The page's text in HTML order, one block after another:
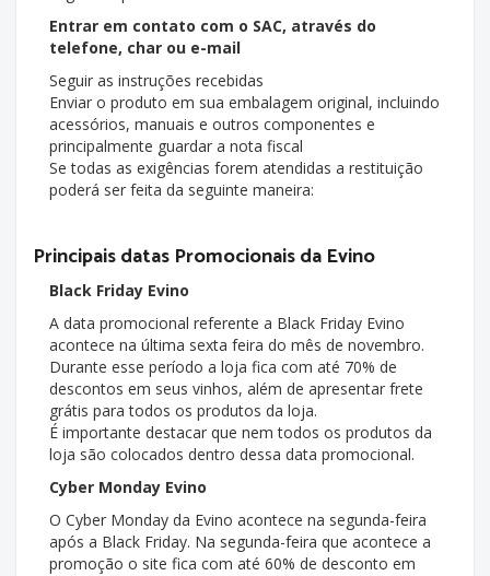
Entrar em contato com o SAC, através do
telefone, char ou e-mail
Seguir as instruções recebidas
Enviar o produto em sua embalagem original, incluindo
acessórios, manuais e outros componentes e
principalmente guardar a nota fiscal
Se todas as exigências forem atendidas a restituição
poderá ser feita da seguinte maneira:
Principais datas Promocionais da Evino
Black Friday Evino
A data promocional referente a Black Friday Evino
acontece na última sexta feira do mês de novembro.
Durante esse período a loja fica com até 70% de
descontos em seus vinhos, além de apresentar frete
grátis para todos os produtos da loja.
É importante destacar que nem todos os produtos da
loja são colocados dentro dessa data promocional.
Cyber Monday Evino
O Cyber Monday da Evino acontece na segunda-feira
após a Black Friday. Na segunda-feira que acontece a
promoção o site fica com até 60% de desconto em